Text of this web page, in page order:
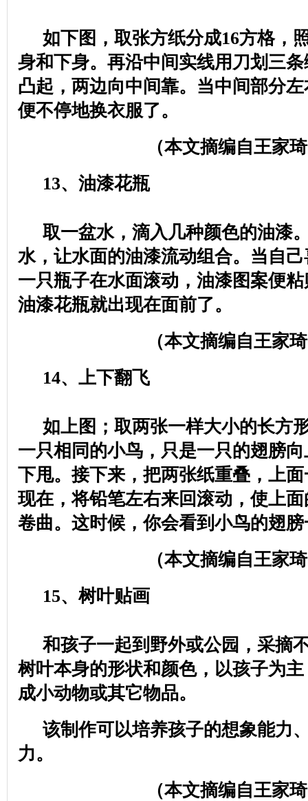
如下图，取张方纸分成16方格，
身和下身。再沿中间实线用刀划三
凸起，两边向中间靠。当中间部分
便不停地换衣服了。
（本文摘编自王家
13、油漆花瓶
取一盆水，滴入几种颜色的油漆
水，让水面的油漆流动组合。当自
一只瓶子在水面滚动，油漆图案便
油漆花瓶就出现在面前了。
（本文摘编自王家
14、上下翻飞
如上图；取两张一样大小的长方
一只相同的小鸟，只是一只的翅膀
下甩。接下来，把两张纸重叠，上
现在，将铅笔左右来回滚动，使上
卷曲。这时候，你会看到小鸟的翅
（本文摘编自王家
15、树叶贴画
和孩子一起到野外或公园，采摘
树叶本身的形状和颜色，以孩子为
成小动物或其它物品。
该制作可以培养孩子的想象能力
力。
（本文摘编自王家